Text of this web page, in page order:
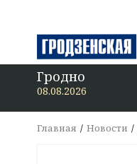
Гродно
08.08.2026
Главная Новости